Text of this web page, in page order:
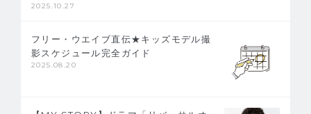
2025.10.27
フリー・ウエイブ直伝★キッズモデル撮
影スケジュール完全ガイド
2025.08.20